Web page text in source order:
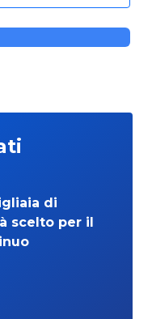
di
scelto per il